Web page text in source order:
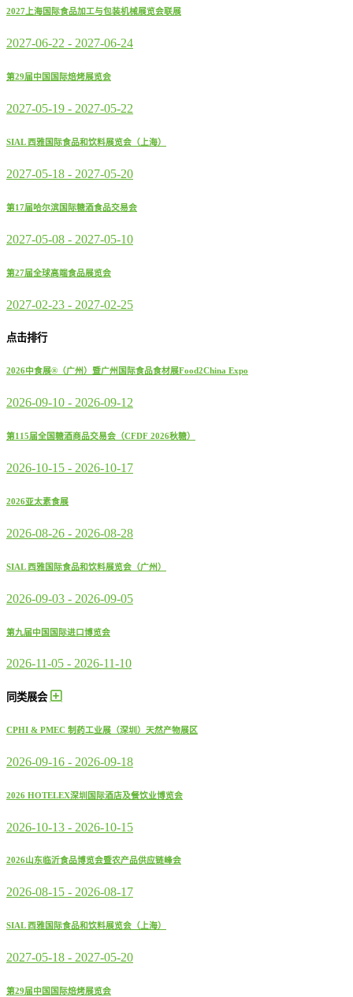
2027上海国际食品加工与包装机械展览会联展
2027-06-22 - 2027-06-24
第29届中国国际焙烤展览会
2027-05-19 - 2027-05-22
SIAL 西雅国际食品和饮料展览会（上海）
2027-05-18 - 2027-05-20
第17届哈尔滨国际糖酒食品交易会
2027-05-08 - 2027-05-10
第27届全球高端食品展览会
2027-02-23 - 2027-02-25
点击排行
2026中食展®（广州）暨广州国际食品食材展Food2China Expo
2026-09-10 - 2026-09-12
第115届全国糖酒商品交易会（CFDF 2026秋糖）
2026-10-15 - 2026-10-17
2026亚太素食展
2026-08-26 - 2026-08-28
SIAL 西雅国际食品和饮料展览会（广州）
2026-09-03 - 2026-09-05
第九届中国国际进口博览会
2026-11-05 - 2026-11-10
同类展会
CPHI & PMEC 制药工业展（深圳）天然产物展区
2026-09-16 - 2026-09-18
2026 HOTELEX深圳国际酒店及餐饮业博览会
2026-10-13 - 2026-10-15
2026山东临沂食品博览会暨农产品供应链峰会
2026-08-15 - 2026-08-17
SIAL 西雅国际食品和饮料展览会（上海）
2027-05-18 - 2027-05-20
第29届中国国际焙烤展览会